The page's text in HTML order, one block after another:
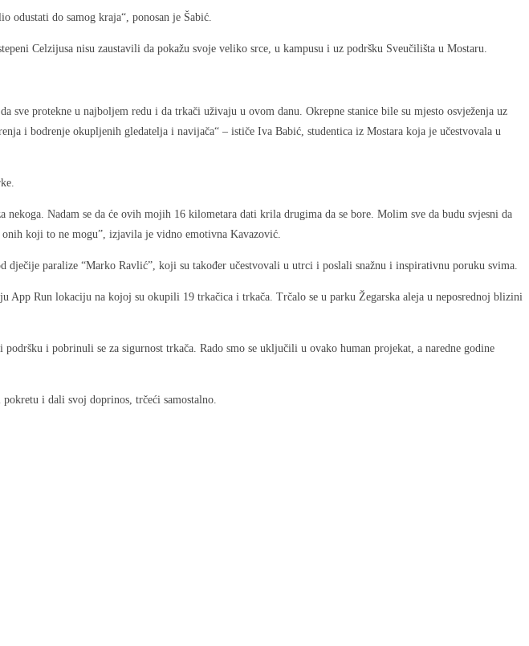
odustati do samog kraja“, ponosan je Šabić.
Celzijusa nisu zaustavili da pokažu svoje veliko srce, u kampusu i uz podršku Sveučilišta u Mostaru.
protekne u najboljem redu i da trkači uživaju u ovom danu. Okrepne stanice bile su mjesto osvježenja uz
i bodrenje okupljenih gledatelja i navijača“ – ističe Iva Babić, studentica iz Mostara koja je učestvovala u
Nadam se da će ovih mojih 16 kilometara dati krila drugima da se bore. Molim sve da budu svjesni da
koji to ne mogu”, izjavila je vidno emotivna Kavazović.
paralize “Marko Ravlić”, koji su također učestvovali u utrci i poslali snažnu i inspirativnu poruku svima.
Run lokaciju na kojoj su okupili 19 trkačica i trkača. Trčalo se u parku Žegarska aleja u neposrednoj blizini
i pobrinuli se za sigurnost trkača. Rado smo se uključili u ovako human projekat, a naredne godine
i dali svoj doprinos, trčeći samostalno.